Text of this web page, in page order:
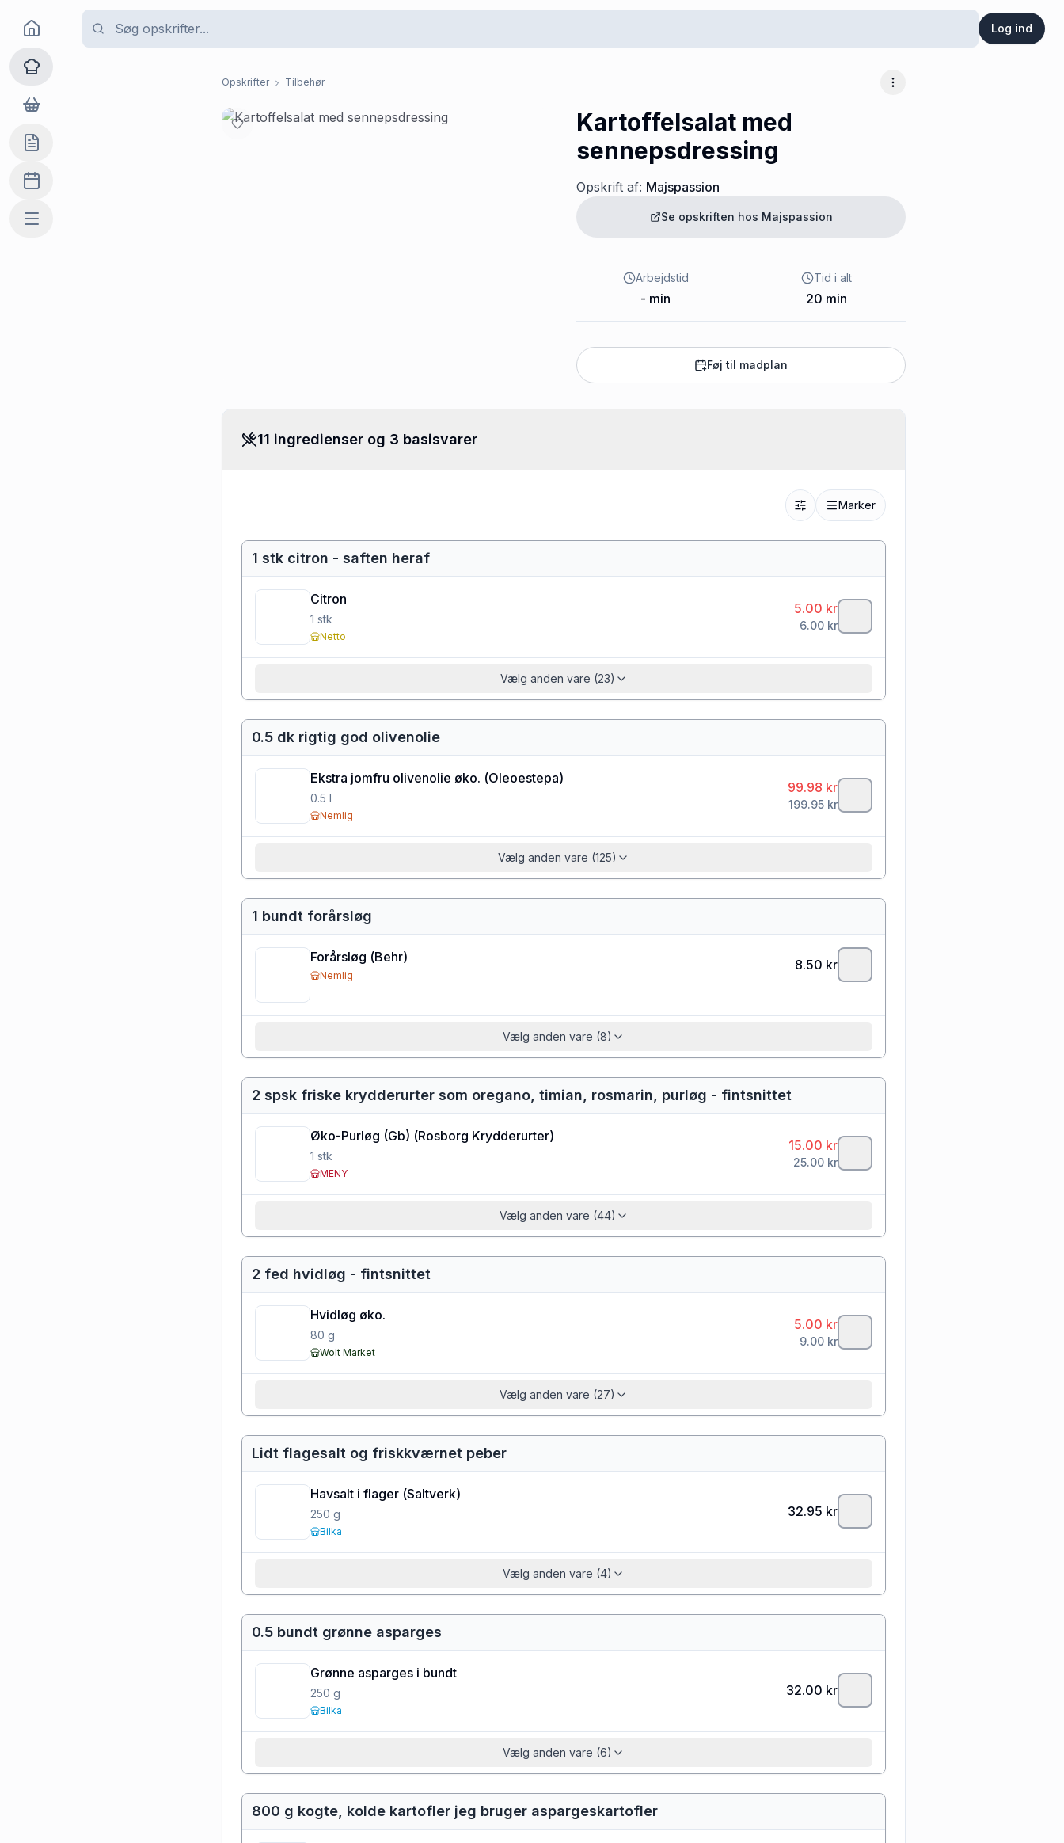
Log ind
Goma
Opskrifter
Dagligvarer
Indkøbslisten
Madplan
Mere
Opskrifter Tilbehør Flere muligheder
Kartoffelsalat med
sennepsdressing
Opskrift af: Majspassion
Se opskriften hos Majspassion
Arbejdstid
- min
Tid i alt
20 min
Føj til madplan
11 ingredienser og 3 basisvarer
Marker
1 stk citron - saften heraf
Citron
1 stk
Netto
5.00 kr
6.00kr
Vælg anden vare (23)
0.5 dk rigtig god olivenolie
Ekstra jomfru olivenolie øko. (Oleoestepa)
0.5 l
Nemlig
99.98 kr
199.95kr
Vælg anden vare (125)
1 bundt forårsløg
Forårsløg (Behr)
Nemlig
8.50 kr
Vælg anden vare (8)
2 spsk friske krydderurter som oregano, timian, rosmarin, purløg - fintsnittet
Øko-Purløg (Gb) (Rosborg Krydderurter)
1 stk
MENY
15.00 kr
25.00kr
Vælg anden vare (44)
2 fed hvidløg - fintsnittet
Hvidløg øko.
80 g
Wolt Market
5.00 kr
9.00kr
Vælg anden vare (27)
Lidt flagesalt og friskkværnet peber
Havsalt i flager (Saltverk)
250 g
Bilka
32.95 kr
Vælg anden vare (4)
0.5 bundt grønne asparges
Grønne asparges i bundt
250 g
Bilka
32.00 kr
Vælg anden vare (6)
800 g kogte, kolde kartofler jeg bruger aspargeskartofler